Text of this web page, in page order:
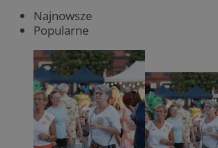
Najnowsze
Popularne